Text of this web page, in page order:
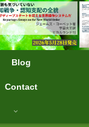
Blog
Contact